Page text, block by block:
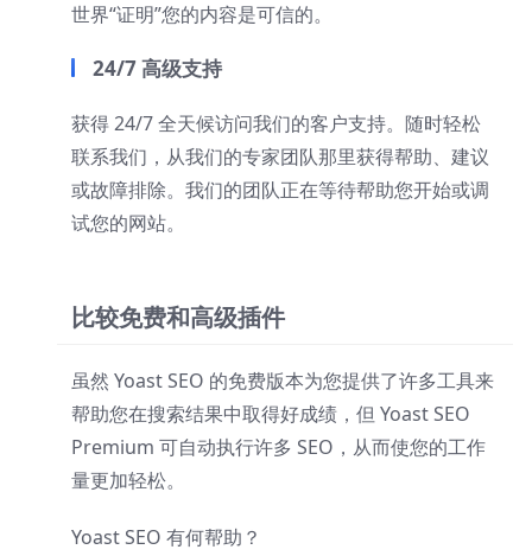
世界“证明”您的内容是可信的。
24/7 高级支持
获得 24/7 全天候访问我们的客户支持。随时轻松
联系我们，从我们的专家团队那里获得帮助、建议
或故障排除。我们的团队正在等待帮助您开始或调
试您的网站。
比较免费和高级插件
虽然 Yoast SEO 的免费版本为您提供了许多工具来
帮助您在搜索结果中取得好成绩，但 Yoast SEO
Premium 可自动执行许多 SEO，从而使您的工作
量更加轻松。
Yoast SEO 有何帮助？